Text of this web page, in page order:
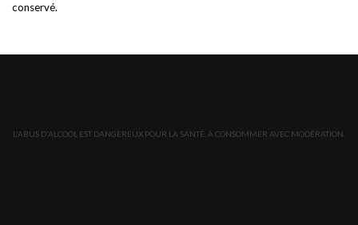
conservé.
L'ABUS D'ALCOOL EST DANGEREUX POUR LA SANTÉ. À CONSOMMER AVEC MODÉRATION.